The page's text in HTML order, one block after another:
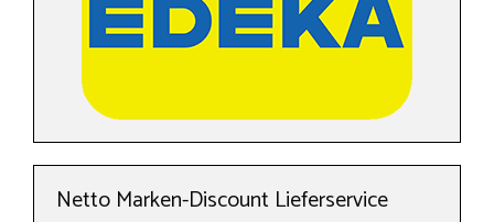
Netto Marken-Discount Lieferservice